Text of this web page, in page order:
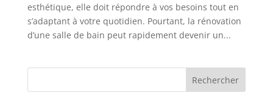
esthétique, elle doit répondre à vos besoins tout en
s’adaptant à votre quotidien. Pourtant, la rénovation
d’une salle de bain peut rapidement devenir un...
Rechercher